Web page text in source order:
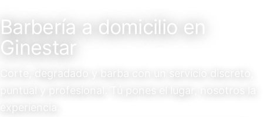
Barbería a domicilio en
Ginestar
Corte, degradado y barba con un servicio discreto,
puntual y profesional. Tú pones el lugar, nosotros la